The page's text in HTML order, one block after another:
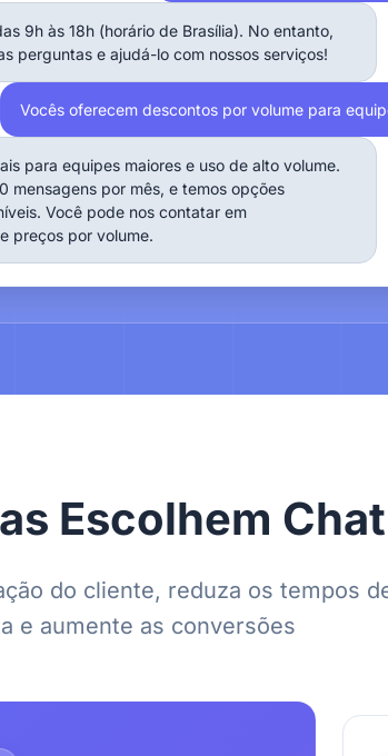
9h às 18h (horário de Brasília). No entanto,
perguntas e ajudá-lo com nossos serviços!
Vocês oferecem descontos por volume para
para equipes maiores e uso de alto volume.
mensagens por mês, e temos opções
Você pode nos contatar em
preços por volume.
Escolhem
do cliente, reduza os tempos
e aumente as conversões